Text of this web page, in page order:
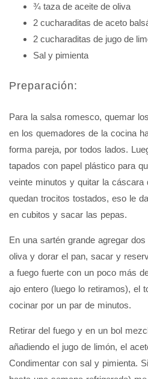
¾ taza de aceite de oliva
2 cucharaditas de aceto
2 cucharaditas de jugo de
Sal y pimienta
Preparación:
Para la salsa romesco, quemar
en los quemadores de la cocina
forma pareja, por todos lados.
tapados con papel plástico para
veinte minutos y quitar la cáscara
quedan trocitos tostados, eso le
en cubitos y sacar las pepas.
En una sartén grande agregar
oliva y dorar el pan, sacar y
a fuego fuerte con un poco más
ajo entero (luego lo retiramos), el
cocinar por un par de minutos.
Retirar del fuego y en un bol
añadiendo el jugo de limón, el
Condimentar con sal y pimienta.